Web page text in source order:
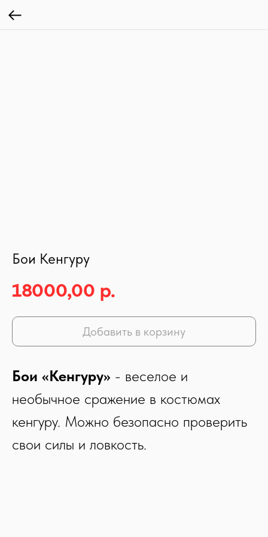
Бои Кенгуру
18000,00 р.
Добавить в корзину
Бои «Кенгуру» - веселое и
необычное сражение в костюмах
кенгуру. Можно безопасно проверить
свои силы и ловкость.